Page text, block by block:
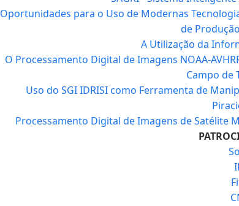
Oportunidades para o Uso de Modernas
de
A Utilização da
O Processamento Digital de Imagens NOAA-
Campo de
Uso do SGI IDRISI como Ferramenta de
Processamento Digital de Imagens de Satélite